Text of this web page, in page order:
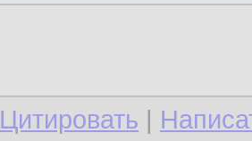
Цитировать |